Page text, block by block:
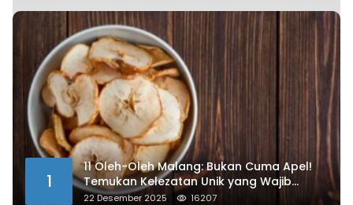
1
11 Oleh-Oleh Malang: Bukan Cuma Apel!
Temukan Kelezatan Unik yang Wajib
Dibawa
22 Desember 2025 16207